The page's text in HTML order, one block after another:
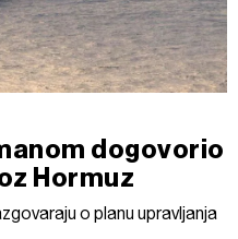
dogovorio
Hormuz
o planu upravljanja